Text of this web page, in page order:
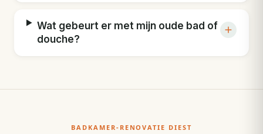
Wat gebeurt er met mijn oude bad of
douche?
BADKAMER-RENOVATIE DIEST